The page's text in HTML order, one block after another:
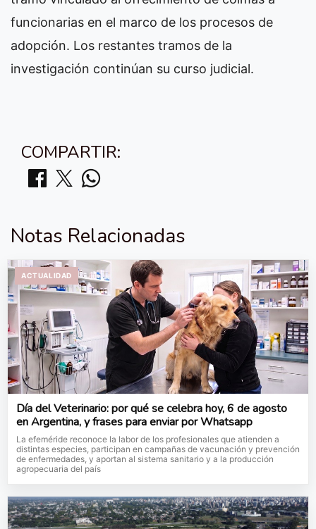
funcionarias en el marco de los procesos de
adopción. Los restantes tramos de la
investigación continúan su curso judicial.
COMPARTIR:
Notas Relacionadas
ACTUALIDAD
Día del Veterinario: por qué se celebra hoy, 6 de agosto
en Argentina, y frases para enviar por Whatsapp
La efeméride reconoce la labor de los profesionales que atienden a
distintas especies, participan en campañas de vacunación y prevención
de enfermedades, y aportan al sistema sanitario y a la producción
agropecuaria del país